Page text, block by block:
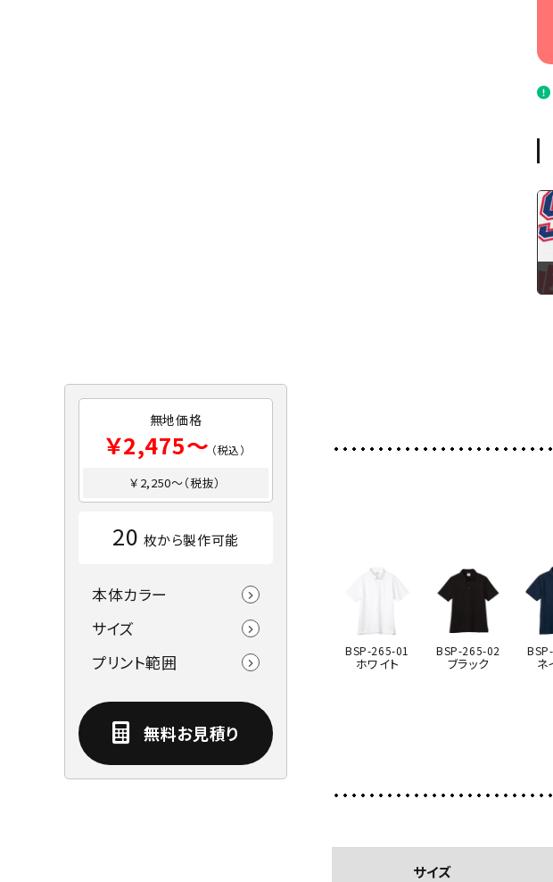
無地価格
￥2,475～ （税込）
￥2,250～（税抜）
20 枚から製作可能
本体カラー
サイズ
プリント範囲
無料お見積り
BSP-265-01
ホワイト
BSP-265-02
ブラック ネ
サイズ